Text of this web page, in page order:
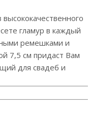
гламур в каждый
ремешками и
7,5 см придаст Вам
для свадеб и